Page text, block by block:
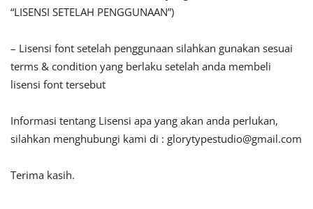
“LISENSI SETELAH PENGGUNAAN”)
– Lisensi font setelah penggunaan silahkan gunakan sesuai
terms & condition yang berlaku setelah anda membeli
lisensi font tersebut
Informasi tentang Lisensi apa yang akan anda perlukan,
silahkan menghubungi kami di : glorytypestudio@gmail.com
Terima kasih.